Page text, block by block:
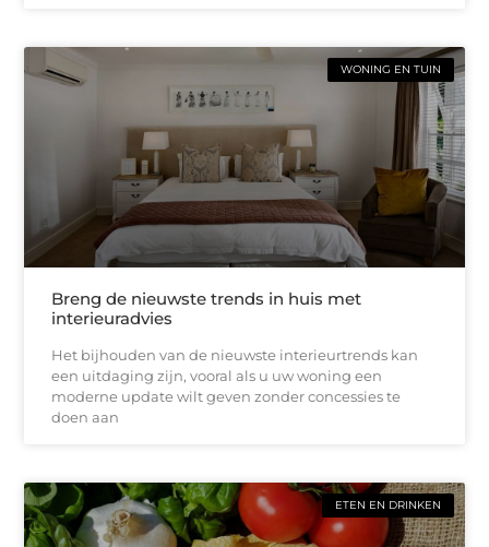
WONING EN TUIN
Breng de nieuwste trends in huis met
interieuradvies
Het bijhouden van de nieuwste interieurtrends kan
een uitdaging zijn, vooral als u uw woning een
moderne update wilt geven zonder concessies te
doen aan
ETEN EN DRINKEN